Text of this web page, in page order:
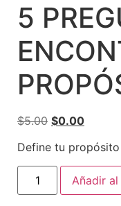
5
$5.00 $0.00
Define tu
Añadir